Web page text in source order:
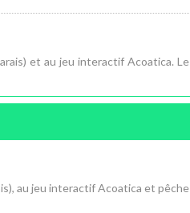
et au jeu interactif Acoatica. Le
au jeu interactif Acoatica et pêche